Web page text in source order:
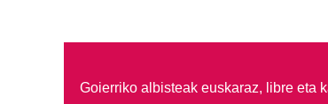
Goierriko albisteak euskaraz, libre eta